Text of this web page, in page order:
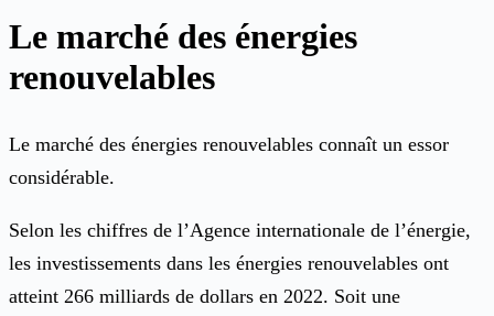
Le marché des énergies
renouvelables
Le marché des énergies renouvelables connaît un essor
considérable.
Selon les chiffres de l’Agence internationale de l’énergie,
les investissements dans les énergies renouvelables ont
atteint 266 milliards de dollars en 2022. Soit une